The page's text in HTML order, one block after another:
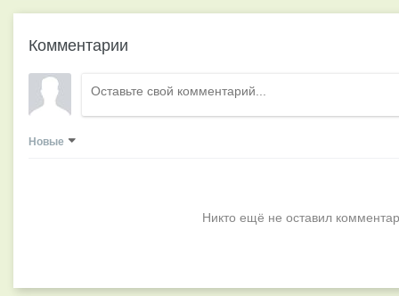
Комментарии
Новые
Никто ещё не оставил